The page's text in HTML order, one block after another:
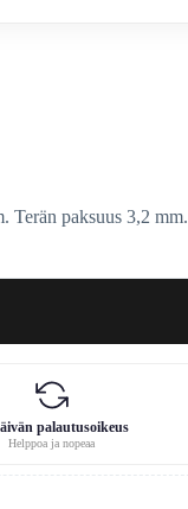
Terän paksuus 3,2 mm.
palautusoikeus
Helppoa ja nopeaa